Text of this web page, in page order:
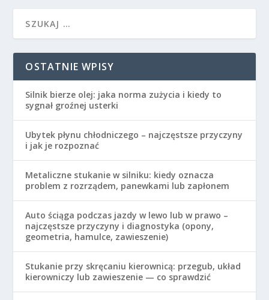
OSTATNIE WPISY
Silnik bierze olej: jaka norma zużycia i kiedy to
sygnał groźnej usterki
Ubytek płynu chłodniczego – najczęstsze przyczyny
i jak je rozpoznać
Metaliczne stukanie w silniku: kiedy oznacza
problem z rozrządem, panewkami lub zapłonem
Auto ściąga podczas jazdy w lewo lub w prawo –
najczęstsze przyczyny i diagnostyka (opony,
geometria, hamulce, zawieszenie)
Stukanie przy skręcaniu kierownicą: przegub, układ
kierowniczy lub zawieszenie — co sprawdzić